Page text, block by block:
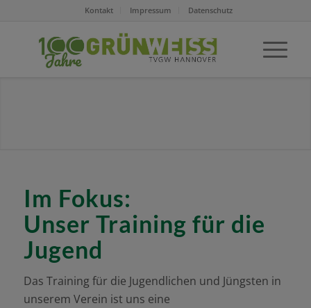
Kontakt Impressum Datenschutz
Im Fokus:
Unser Training für die
Jugend
Das Training für die Jugendlichen und Jüngsten in
unserem Verein ist uns eine